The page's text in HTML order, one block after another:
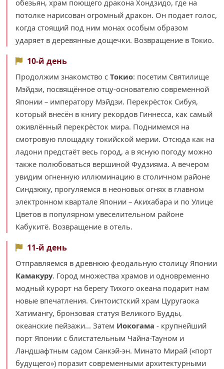
обезьян, храм поющего дракона Хондзидо, где на
потолке нарисован огромный дракон. Он подает голос,
когда стоящий под ним монах особым образом
ударяет в деревянные дощечки. Возвращение в Токио.
10-й день
Продолжим знакомство с Токио: посетим Святилище
Мэйдзи, посвящённое отцу-основателю современной
Японии – императору Мэйдзи. Перекрёсток Сибуя,
который внесён в книгу рекордов Гиннесса, как самый
оживлённый перекрёсток мира. Поднимемся на
смотровую площадку токийской мерии. Отсюда как на
ладони предстаёт весь город, а в ясную погоду можно
также полюбоваться вершиной Фудзияма. А вечером
увидим огненную иллюминацию в столичном районе
Синдзюку, прогуляемся в неоновых огнях в главном
электронном квартале Японии – Акихабара и по Улице
Цветов в популярном увеселительном районе
Кабукитё. Возвращение в отель.
11-й день
Отправляемся в древнюю феодальную столицу Японии
Камакуру. Город множества храмов и одновременно
модный курорт на берегу Тихого океана подарит нам
новые впечатления. Синтоистский храм Цуругаока
Хатимангу, бронзовая статуя Великого Будды,
океанские пейзажи... Затем Иокогама - крупнейший
порт Японии с блистательным Чайна-Тауном и
Ландшафтным садом Санкэй-эн. Минато Мирай («порт
будущего») поразит современными архитектурными